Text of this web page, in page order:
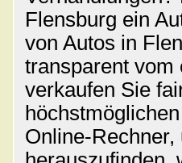
Flensburg ein
von Autos in
transparent vom
verkaufen Sie
Online-